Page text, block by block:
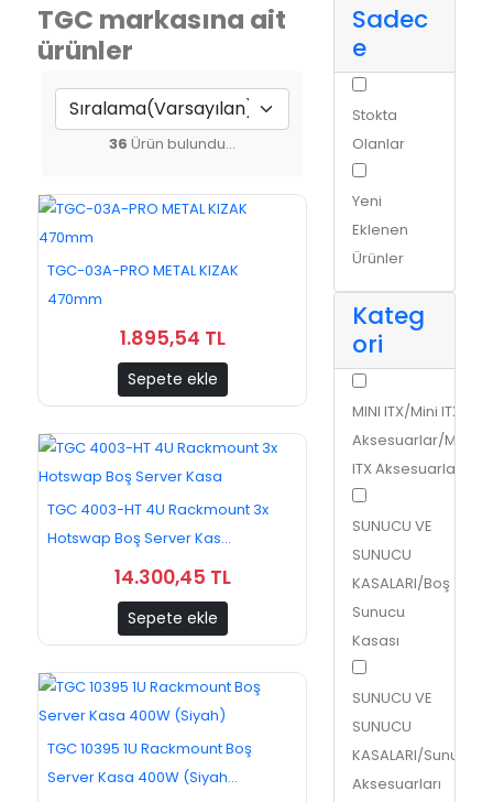
Sadec
e
Stokta
Olanlar
Yeni
Eklenen
Ürünler
Kateg
ori
MINI ITX/Mini ITX
Aksesuarlar/Mini
ITX Aksesuarlar
SUNUCU VE
SUNUCU
KASALARI/Boş
Sunucu
Kasası
SUNUCU VE
SUNUCU
KASALARI/Sunucu
Aksesuarları
TGC markasına ait
ürünler
36 Ürün bulundu...
TGC-03A-PRO METAL KIZAK
470mm
1.895,54 TL
Sepete ekle
TGC 4003-HT 4U Rackmount 3x
Hotswap Boş Server Kas...
14.300,45 TL
Sepete ekle
TGC 10395 1U Rackmount Boş
Server Kasa 400W (Siyah...